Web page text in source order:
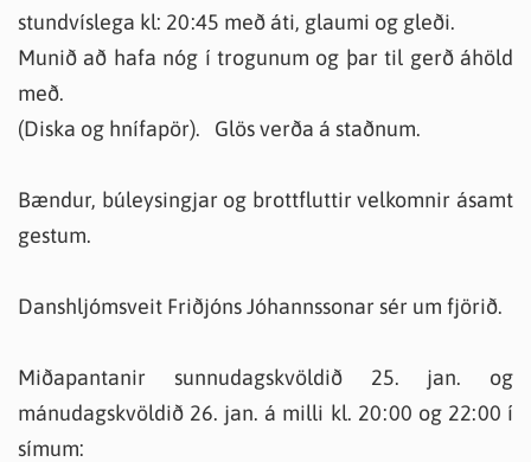
stundvíslega kl: 20:45 með áti, glaumi og gleði.
Munið að hafa nóg í trogunum og þar til gerð áhöld
með.
(Diska og hnífapör). Glös verða á staðnum.
Bændur, búleysingjar og brottfluttir velkomnir ásamt
gestum.
Danshljómsveit Friðjóns Jóhannssonar sér um fjörið.
Miðapantanir sunnudagskvöldið 25. jan. og
mánudagskvöldið 26. jan. á milli kl. 20:00 og 22:00 í
símum: